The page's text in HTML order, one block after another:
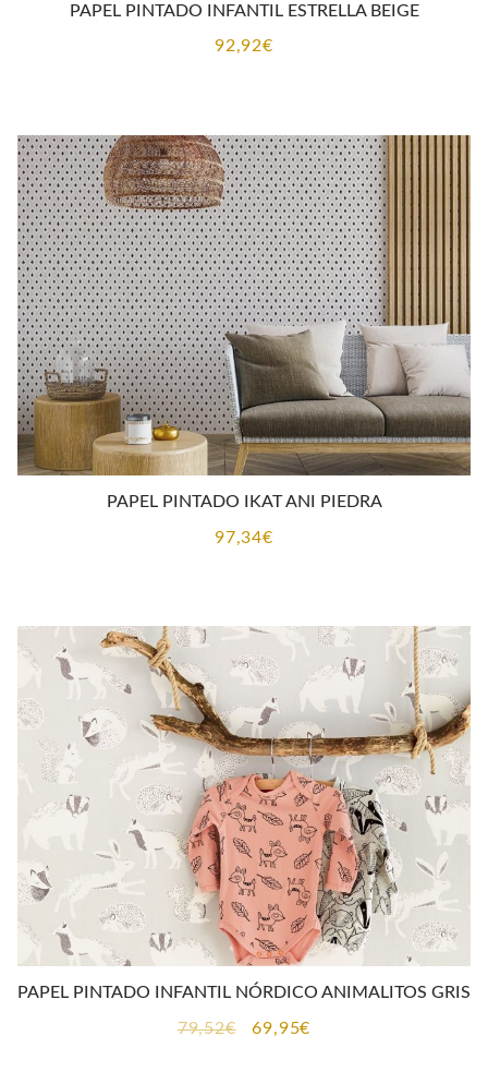
PAPEL PINTADO INFANTIL ESTRELLA BEIGE
92,92€
PAPEL PINTADO IKAT ANI PIEDRA
97,34€
PAPEL PINTADO INFANTIL NÓRDICO ANIMALITOS GRIS
79,52€
El69,95€